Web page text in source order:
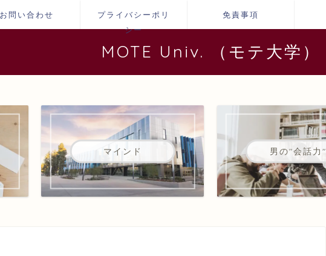
お問い合わせ
プライバシーポリ
シー
免責事項
MOTE Univ. （モテ大学）
マインド 男の"会話力"